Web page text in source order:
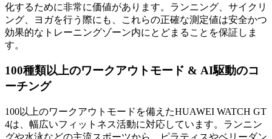
化するために非常に価値があります。ランニング、サイクリ
ング、ヨガを行う際にも、これらの正確な測定値は安全かつ
効果的なトレーニングゾーン内にとどまることを保証しま
す。
100種類以上のワークアウトモード & AI駆動のコ
ーチング
100以上のワークアウトモードを備えたHUAWEI WATCH GT
4は、幅広いフィットネス活動に対応しています。ランニン